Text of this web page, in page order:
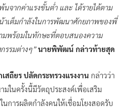
จากค่าแรงขั้นต่ำ และ ได้รายได้ตาม
เต็มกำลังในการพัฒนาศักยภาพของพี่
มพร้อมในทักษะที่ตอบสนองความ
รรมต่างๆ” นายพิพัฒน์ กล่าวท้ายสุด
สถียร ปลัดกระทรวงแรงงาน กล่าวว่า
มในครั้งนี้มีวัตถุประสงค์เพื่อเสริม
นการผลิตกำลังคนให้เชื่อมโยงสอดรับ